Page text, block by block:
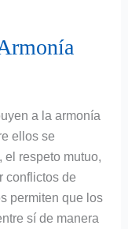
a la armonía
ellos se
respeto mutuo,
conflictos de
permiten que los
sí de manera